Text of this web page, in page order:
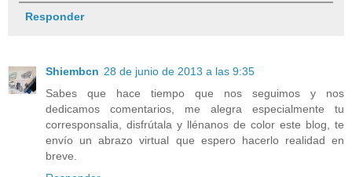
Responder
Shiembcn 28 de junio de 2013 a las 9:35
Sabes que hace tiempo que nos seguimos y nos
dedicamos comentarios, me alegra especialmente tu
corresponsalia, disfrútala y llénanos de color este blog, te
envío un abrazo virtual que espero hacerlo realidad en
breve.